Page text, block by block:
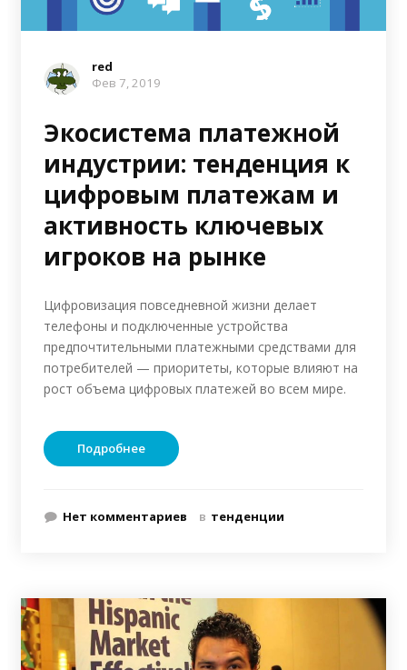
red
Фев 7, 2019
Экосистема платежной
индустрии: тенденция к
цифровым платежам и
активность ключевых
игроков на рынке
Цифровизация повседневной жизни делает
телефоны и подключенные устройства
предпочтительными платежными средствами для
потребителей — приоритеты, которые влияют на
рост объема цифровых платежей во всем мире.
Подробнее
Нет комментариев в тенденции